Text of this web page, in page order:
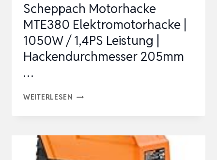
Scheppach Motorhacke
MTE380 Elektromotorhacke |
1050W / 1,4PS Leistung |
Hackendurchmesser 205mm
…
WEITERLESEN SCHEPPACH
ELEKTROMOTORHACKE